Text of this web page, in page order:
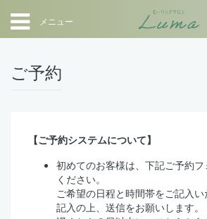
メニュー
ご予約
【ご予約システムについて】
初めてのお客様は、下記ご予約
ください。
ご希望の日程と時間帯をご記入
記入の上、送信をお願いします。